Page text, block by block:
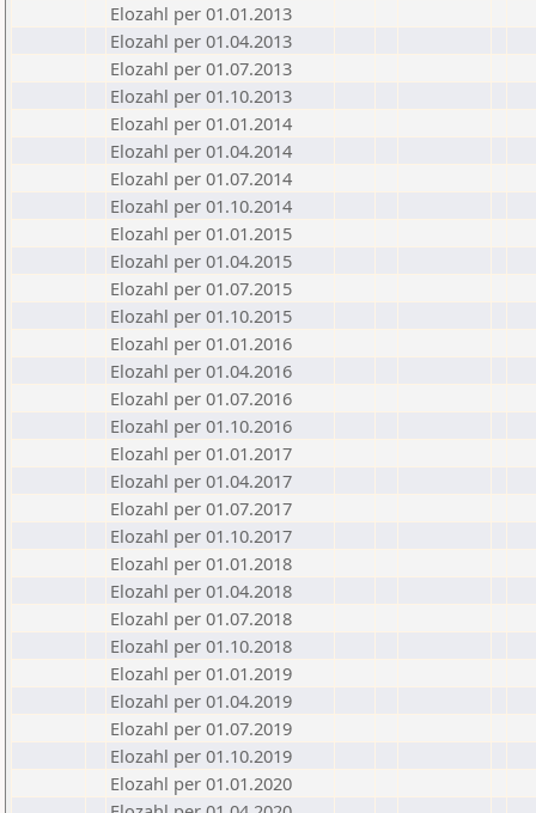
Elozahl per 01.01.2013
Elozahl per 01.04.2013
Elozahl per 01.07.2013
Elozahl per 01.10.2013
Elozahl per 01.01.2014
Elozahl per 01.04.2014
Elozahl per 01.07.2014
Elozahl per 01.10.2014
Elozahl per 01.01.2015
Elozahl per 01.04.2015
Elozahl per 01.07.2015
Elozahl per 01.10.2015
Elozahl per 01.01.2016
Elozahl per 01.04.2016
Elozahl per 01.07.2016
Elozahl per 01.10.2016
Elozahl per 01.01.2017
Elozahl per 01.04.2017
Elozahl per 01.07.2017
Elozahl per 01.10.2017
Elozahl per 01.01.2018
Elozahl per 01.04.2018
Elozahl per 01.07.2018
Elozahl per 01.10.2018
Elozahl per 01.01.2019
Elozahl per 01.04.2019
Elozahl per 01.07.2019
Elozahl per 01.10.2019
Elozahl per 01.01.2020